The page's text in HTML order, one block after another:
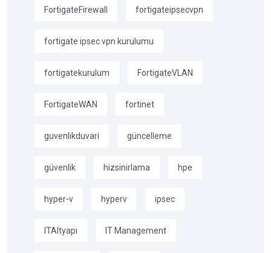
FortigateFirewall fortigateipsecvpn
fortigate ipsec vpn kurulumu
fortigatekurulum FortigateVLAN
FortigateWAN fortinet
guvenlikduvari güncelleme
güvenlik hizsinirlama hpe
hyper-v hyperv ipsec
ITAltyapı IT Management